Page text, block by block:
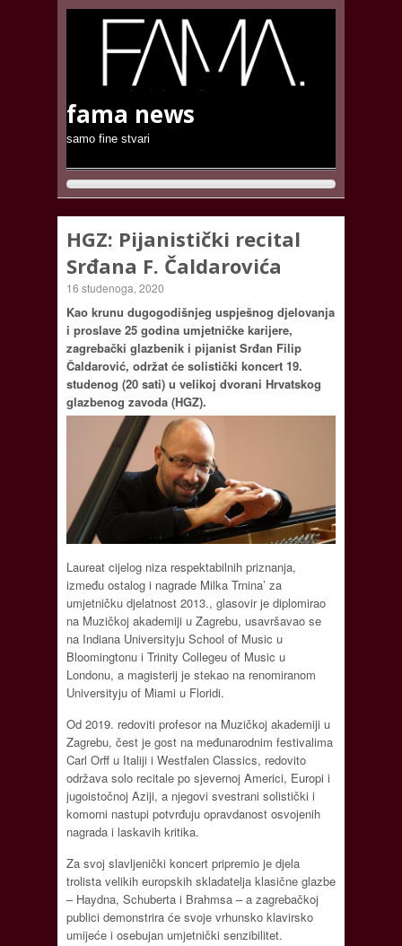
fama news
samo fine stvari
HGZ: Pijanistički recital
Srđana F. Čaldarovića
16 studenoga, 2020
Kao krunu dugogodišnjeg uspješnog djelovanja
i proslave 25 godina umjetničke karijere,
zagrebački glazbenik i pijanist Srđan Filip
Čaldarović, održat će solistički koncert 19.
studenog (20 sati) u velikoj dvorani Hrvatskog
glazbenog zavoda (HGZ).
Laureat cijelog niza respektabilnih priznanja,
između ostalog i nagrade Milka Trnina’ za
umjetničku djelatnost 2013., glasovir je diplomirao
na Muzičkoj akademiji u Zagrebu, usavršavao se
na Indiana Universityju School of Music u
Bloomingtonu i Trinity Collegeu of Music u
Londonu, a magisterij je stekao na renomiranom
Universityju of Miami u Floridi.
Od 2019. redoviti profesor na Muzičkoj akademiji u
Zagrebu, čest je gost na međunarodnim festivalima
Carl Orff u Italiji i Westfalen Classics, redovito
održava solo recitale po sjevernoj Americi, Europi i
jugoistočnoj Aziji, a njegovi svestrani solistički i
komorni nastupi potvrđuju opravdanost osvojenih
nagrada i laskavih kritika.
Za svoj slavljenički koncert pripremio je djela
trolista velikih europskih skladatelja klasične glazbe
– Haydna, Schuberta i Brahmsa – a zagrebačkoj
publici demonstrira će svoje vrhunsko klavirsko
umijeće i osebujan umjetnički senzibilitet.